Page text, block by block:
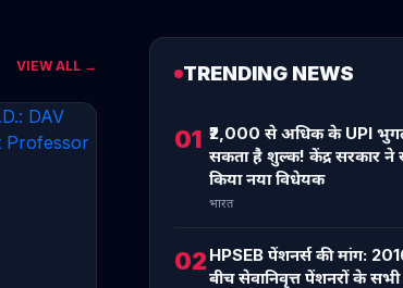
VIEW ALL → TRENDING NEWS
01 ₹2,000 से अधिक के UPI
सकता है शुल्क! केंद्र सरकार
किया नया विधेयक
भारत
02 HPSEB पेंशनर्स की मांग:
बीच सेवानिवृत्त पेंशनरों के